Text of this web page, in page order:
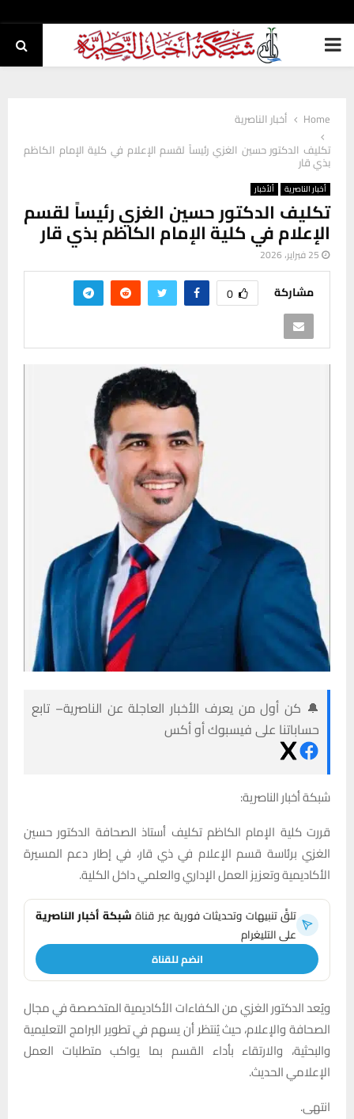
PRIMARY
Home
أخبار الناصرية
تكليف الدكتور حسين الغزي رئيساً لقسم الإعلام في كلية الإمام الكاظم
بذي قار
أخبار الناصرية ألأخبار
تكليف الدكتور حسين الغزي رئيساً لقسم
الإعلام في كلية الإمام الكاظم بذي قار
25 فبراير، 2026
مشاركة 0
🔔 كن أول من يعرف الأخبار العاجلة عن الناصرية– تابع
حساباتنا على فيسبوك أو أكس
شبكة أخبار الناصرية:
قررت كلية الإمام الكاظم تكليف أستاذ الصحافة الدكتور حسين
الغزي برئاسة قسم الإعلام في ذي قار، في إطار دعم المسيرة
الأكاديمية وتعزيز العمل الإداري والعلمي داخل الكلية.
تلقَّ تنبيهات وتحديثات فورية عبر قناةشبكة أخبار الناصرية
على التليغرام
انضم للقناة
ويُعد الدكتور الغزي من الكفاءات الأكاديمية المتخصصة في مجال
الصحافة والإعلام، حيث يُنتظر أن يسهم في تطوير البرامج التعليمية
والبحثية، والارتقاء بأداء القسم بما يواكب متطلبات العمل
الإعلامي الحديث.
انتهى.